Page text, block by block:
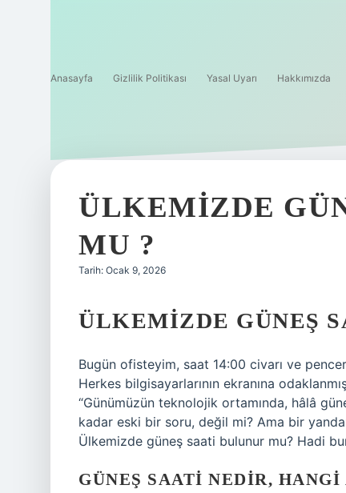
Anasayfa Gizlilik Politikası Yasal Uyarı Hakkımızda
ÜLKEMIZDE
MU ?
Tarih: Ocak 9, 2026
ÜLKEMIZDE GÜNEŞ
Bugün ofisteyim, saat 14:00 civarı ve
Herkes bilgisayarlarının ekranına
“Günümüzün teknolojik ortamında, hâlâ
kadar eski bir soru, değil mi? Ama bir
Ülkemizde güneş saati bulunur mu? Hadi
GÜNEŞ SAATI NEDIR,